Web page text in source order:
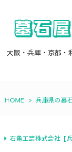
大阪・兵庫・京都・
HOME > 兵庫県の墓
石亀工芸株式会社【